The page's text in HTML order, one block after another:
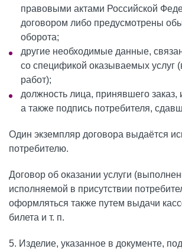
правовыми актами Российской
договором либо предусмотрены
оборота;
другие необходимые данные,
со спецификой оказываемых услуг
работ);
должность лица, принявшего заказ,
а также подпись потребителя,
Один экземпляр договора выдаётся
потребителю.
Договор об оказании услуги
исполняемой в присутствии
оформляться также путем выдачи
билета и т. п.
5. Изделие, указанное в документе,